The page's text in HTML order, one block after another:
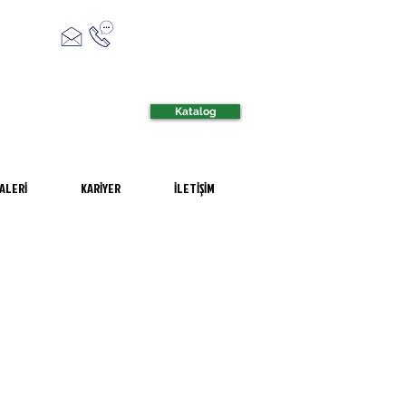
Katalog
KARİYER İLETİŞİM